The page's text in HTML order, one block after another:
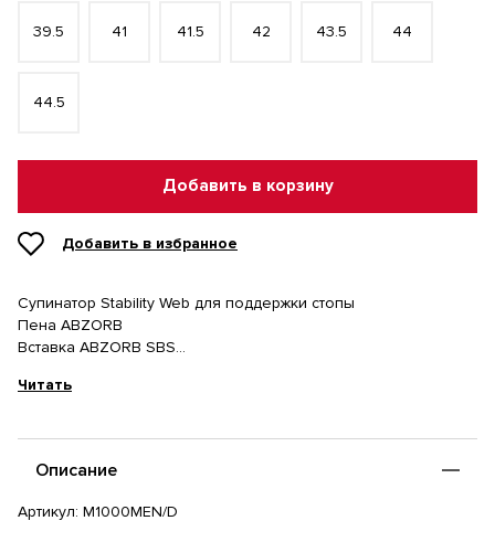
39.5 41 41.5 42 43.5 44
44.5
Добавить в корзину
Добавить в избранное
Супинатор Stability Web для поддержки стопы
Пена ABZORB
Вставка ABZORB SBS
Читать
Описание
Артикул: M1000MEN/D